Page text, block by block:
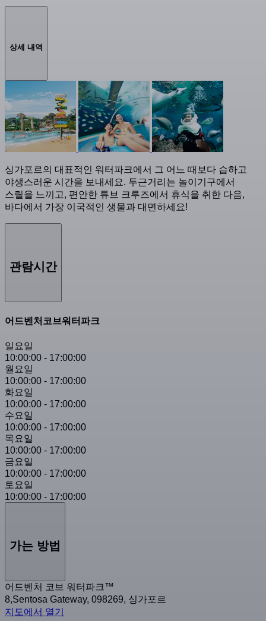
상세 내역
싱가포르의 대표적인 워터파크에서 그 어느 때보다 습하고
야생스러운 시간을 보내세요. 두근거리는 놀이기구에서
스릴을 느끼고, 편안한 튜브 크루즈에서 휴식을 취한 다음,
바다에서 가장 이국적인 생물과 대면하세요!
관람시간
어드벤처코브워터파크
일요일
10:00:00 - 17:00:00
월요일
10:00:00 - 17:00:00
화요일
10:00:00 - 17:00:00
수요일
10:00:00 - 17:00:00
목요일
10:00:00 - 17:00:00
금요일
10:00:00 - 17:00:00
토요일
10:00:00 - 17:00:00
가는 방법
어드벤처 코브 워터파크™
8,Sentosa Gateway, 098269, 싱가포르
지도에서 열기